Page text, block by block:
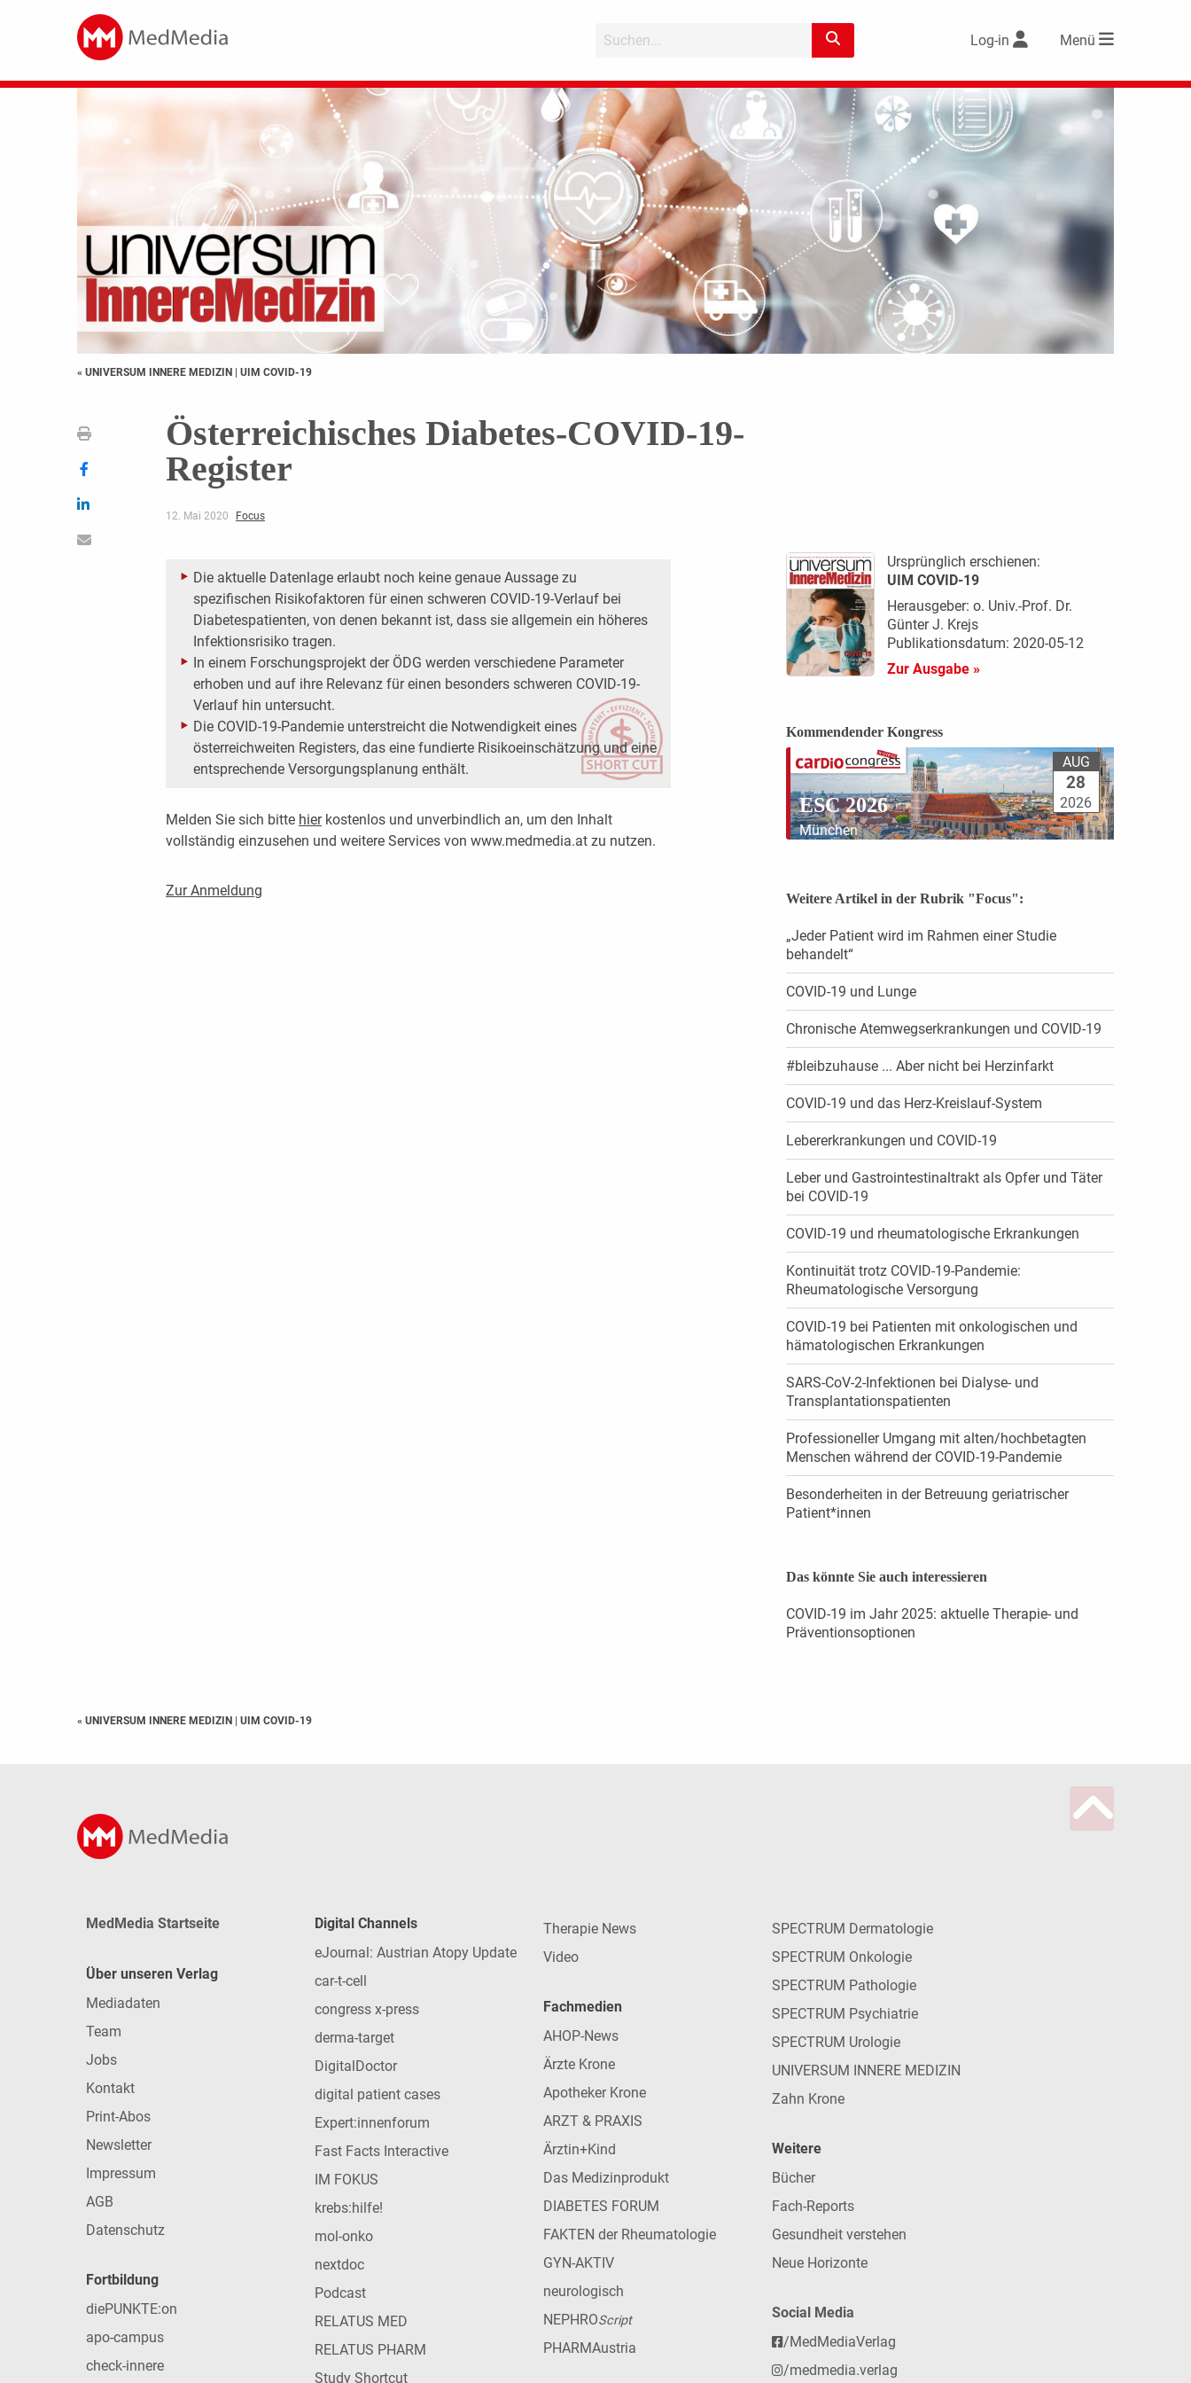
Log-in Menü
« UNIVERSUM INNERE MEDIZIN | UIM COVID-19
Österreichisches Diabetes-COVID-19-
Register
12. Mai 2020 Focus
Die aktuelle Datenlage erlaubt noch keine genaue Aussage zu
spezifischen Risikofaktoren für einen schweren COVID-19-Verlauf bei
Diabetespatienten, von denen bekannt ist, dass sie allgemein ein höheres
Infektionsrisiko tragen.
In einem Forschungsprojekt der ÖDG werden verschiedene Parameter
erhoben und auf ihre Relevanz für einen besonders schweren COVID-19-
Verlauf hin untersucht.
Die COVID-19-Pandemie unterstreicht die Notwendigkeit eines
österreichweiten Registers, das eine fundierte Risikoeinschätzung und eine
entsprechende Versorgungsplanung enthält.
Melden Sie sich bitte hierkostenlos und unverbindlich an, um den Inhalt
vollständig einzusehen und weitere Services von www.medmedia.at zu nutzen.
Zur Anmeldung
Ursprünglich erschienen:
UIM COVID-19
Herausgeber: o. Univ.-Prof. Dr.
Günter J. Krejs
Publikationsdatum: 2020-05-12
Zur Ausgabe »
Kommendender Kongress
ESC 2026
München
AUG
28
2026
Weitere Artikel in der Rubrik "Focus":
„Jeder Patient wird im Rahmen einer Studie
behandelt“
COVID-19 und Lunge
Chronische Atemwegserkrankungen und COVID-19
#bleibzuhause ... Aber nicht bei Herzinfarkt
COVID-19 und das Herz-Kreislauf-System
Lebererkrankungen und COVID-19
Leber und Gastrointestinaltrakt als Opfer und Täter
bei COVID-19
COVID-19 und rheumatologische Erkrankungen
Kontinuität trotz COVID-19-Pandemie:
Rheumatologische Versorgung
COVID-19 bei Patienten mit onkologischen und
hämatologischen Erkrankungen
SARS-CoV-2-Infektionen bei Dialyse- und
Transplantationspatienten
Professioneller Umgang mit alten/hochbetagten
Menschen während der COVID-19-Pandemie
Besonderheiten in der Betreuung geriatrischer
Patient*innen
Das könnte Sie auch interessieren
COVID-19 im Jahr 2025: aktuelle Therapie- und
Präventionsoptionen
« UNIVERSUM INNERE MEDIZIN | UIM COVID-19
MedMedia Startseite
Über unseren Verlag
Mediadaten
Team
Jobs
Kontakt
Print-Abos
Newsletter
Impressum
AGB
Datenschutz
Fortbildung
diePUNKTE:on
apo-campus
check-innere
Digital Channels
eJournal: Austrian Atopy Update
car-t-cell
congress x-press
derma-target
DigitalDoctor
digital patient cases
Expert:innenforum
Fast Facts Interactive
IM FOKUS
krebs:hilfe!
mol-onko
nextdoc
Podcast
RELATUS MED
RELATUS PHARM
Study Shortcut
Therapie News
Video
Fachmedien
AHOP-News
Ärzte Krone
Apotheker Krone
ARZT & PRAXIS
Ärztin+Kind
Das Medizinprodukt
DIABETES FORUM
FAKTEN der Rheumatologie
GYN-AKTIV
neurologisch
NEPHROScript
PHARMAustria
SPECTRUM Dermatologie
SPECTRUM Onkologie
SPECTRUM Pathologie
SPECTRUM Psychiatrie
SPECTRUM Urologie
UNIVERSUM INNERE MEDIZIN
Zahn Krone
Weitere
Bücher
Fach-Reports
Gesundheit verstehen
Neue Horizonte
Social Media
/MedMediaVerlag
/medmedia.verlag